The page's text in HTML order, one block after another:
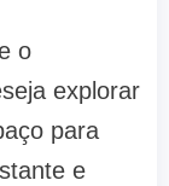
o
explorar
para
e